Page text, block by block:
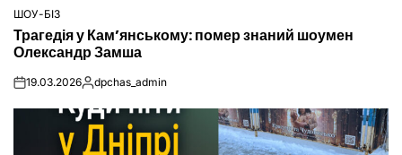
ОПУБЛІКУВАТИ
ШОУ-БІЗ
Трагедія у Кам’янському: помер знаний шоумен
Олександр Замша
on19.03.2026Опубліковано
dpchas_admin